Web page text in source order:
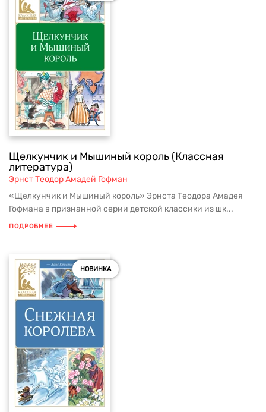
Щелкунчик и Мышиный король (Классная
литература)
Эрнст Теодор Амадей Гофман
«Щелкунчик и Мышиный король» Эрнста Теодора Амадея
Гофмана в признанной серии детской классики из шк...
ПОДРОБНЕЕ
НОВИНКА